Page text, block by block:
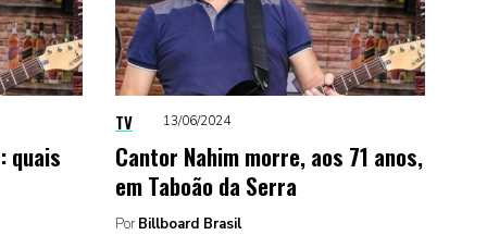
quais
TV 13/06/2024
Cantor Nahim morre, aos 71 anos,
em Taboão da Serra
Por Billboard Brasil